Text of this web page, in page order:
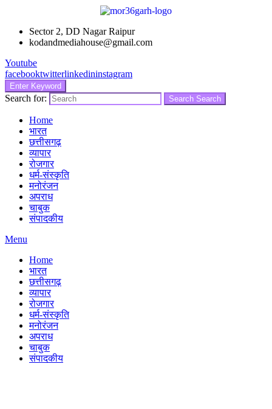
Sector 2, DD Nagar Raipur
kodandmediahouse@gmail.com
Youtube
facebooktwitterlinkedininstagram
Enter Keyword
Search for: Search Search
Home
भारत
छत्तीसगढ़
व्यापार
रोजगार
धर्म-संस्कृति
मनोरंजन
अपराध
चाबुक
संपादकीय
Menu
Home
भारत
छत्तीसगढ़
व्यापार
रोजगार
धर्म-संस्कृति
मनोरंजन
अपराध
चाबुक
संपादकीय